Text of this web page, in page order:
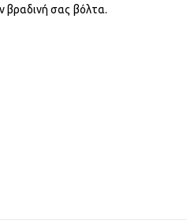
βραδινή σας βόλτα.